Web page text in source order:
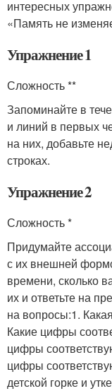
интересных
«Память не
Упражнение 1
Сложность **
Запоминайте в
и линий в первых
на них, добавьте
строках.
Упражнение 2
Сложность *
Придумайте
с их внешней
времени, сколько
их и ответьте на
на вопросы:1.
Какие цифры
цифры
цифры
детской горке и